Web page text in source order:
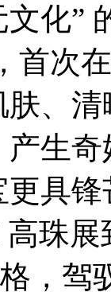
化”
首次
、
产生
更具锋
珠
，驾